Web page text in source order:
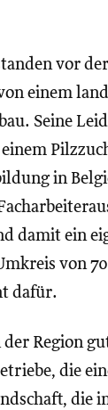
vor
einem
Seine
in
damit ein
von
dafür.
Region
die
die